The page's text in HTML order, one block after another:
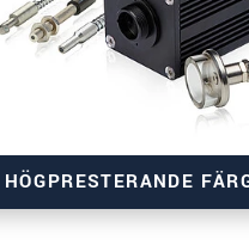
HÖGPRESTERANDE